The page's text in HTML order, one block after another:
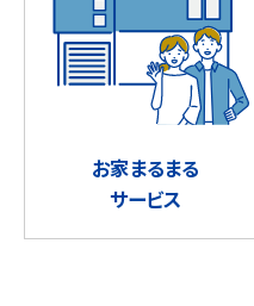
お家まるまる
サービス